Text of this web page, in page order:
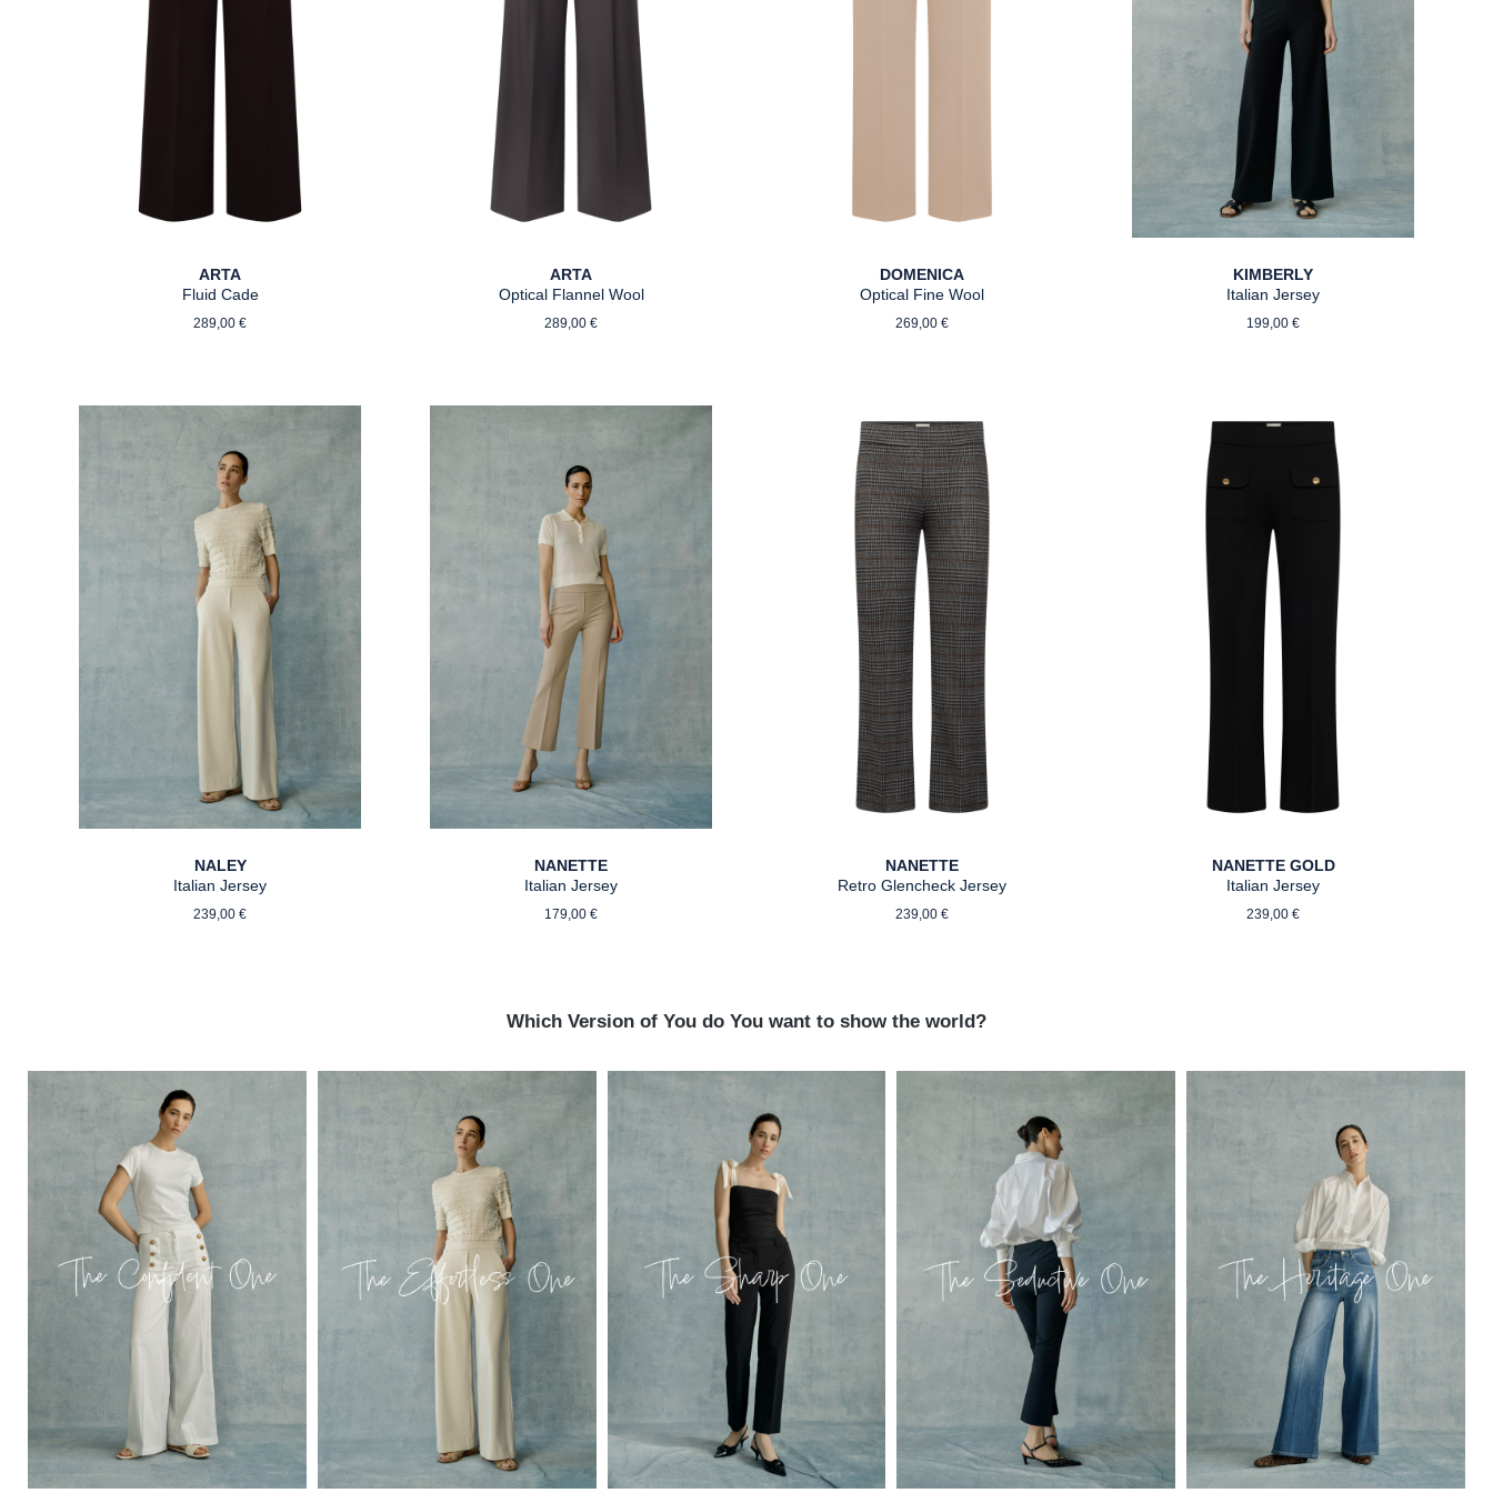
ARTA
Fluid Cade
Regulärer Preis:
289,00 €
ARTA
Optical Flannel Wool
Regulärer Preis:
289,00 €
DOMENICA
Optical Fine Wool
Regulärer Preis:
269,00 €
KIMBERLY
Italian Jersey
Regulärer Preis:
199,00 €
NALEY
Italian Jersey
Regulärer Preis:
239,00 €
NANETTE
Italian Jersey
Regulärer Preis:
179,00 €
NANETTE
Retro Glencheck Jersey
Regulärer Preis:
239,00 €
NANETTE GOLD
Italian Jersey
Regulärer Preis:
239,00 €
Which Version of You do You want to show the world?